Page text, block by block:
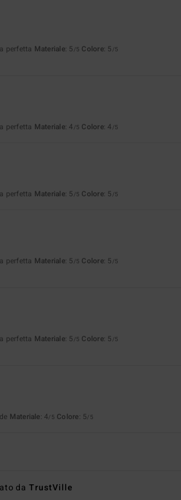
perfetta Materiale: 5 /5 Colore: 5 /5
perfetta Materiale: 4 /5 Colore: 4 /5
perfetta Materiale: 5 /5 Colore: 5 /5
perfetta Materiale: 5 /5 Colore: 5 /5
perfetta Materiale: 5 /5 Colore: 5 /5
Materiale: 4/5 Colore: 5/5
daTrustVille